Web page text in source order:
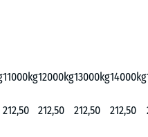
11000kg12000kg13000kg14000kg
212,50 212,50 212,50 212,50